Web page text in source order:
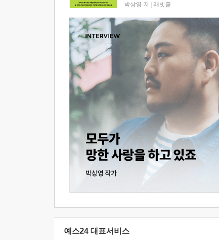
박상영 저 래빗홀
예스24 대표서비스